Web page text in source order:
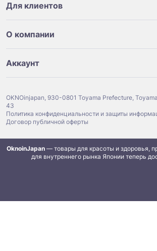
Для клиентов
О компании
Аккаунт
OKNOinjapan, 930-0801 Toyama Prefecture,
43
Политика конфиденциальности и защиты
Договор публичной оферты
OknoinJapan — товары для красоты и здоровья,
для внутреннего рынка Японии теперь